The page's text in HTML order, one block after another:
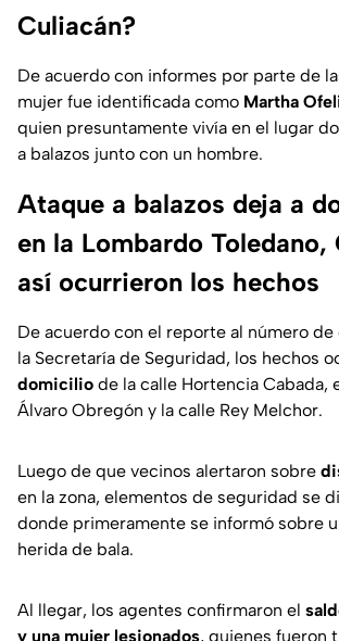
Culiacán?
De acuerdo con informes por parte de
mujer fue identificada como Martha
quien presuntamente vivía en el lugar
a balazos junto con un hombre.
Ataque a balazos deja a
en la Lombardo Toledano,
así ocurrieron los hechos
De acuerdo con el reporte al número
la Secretaría de Seguridad, los hechos
domicilio de la calle Hortencia Cabada,
Álvaro Obregón y la calle Rey Melchor.
Luego de que vecinos alertaron sobre
en la zona, elementos de seguridad se
donde primeramente se informó sobre
herida de bala.
Al llegar, los agentes confirmaron el
y una mujer lesionados, quienes fueron